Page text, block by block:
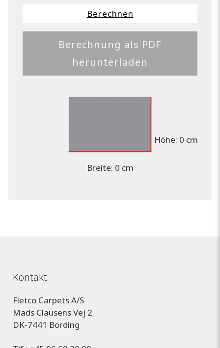
Berechnen
Berechnung als PDF
herunterladen
Breite: 0 cm
Höhe: 0 cm
Kontakt
Fletco Carpets A/S
Mads Clausens Vej 2
DK-7441 Bording